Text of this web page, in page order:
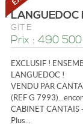
LANGUEDOC
GÎTE
Prix : 490 500
EXCLUSIF !
LANGUEDOC !
VENDU PAR
(REF G
CABINET
Plus...